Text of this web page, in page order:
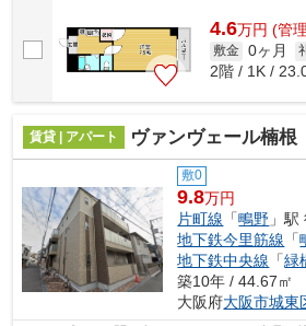
4.6万円 (管
敷金 0ヶ月
2階 / 1K /
賃貸 | アパート ヴァンヴェール楠根
敷0
9.8万円
片町線 「鴫野 」
地下鉄今里筋線 「
地下鉄中央線 「緑
築10年 / 44.67㎡
大阪府大阪市城東